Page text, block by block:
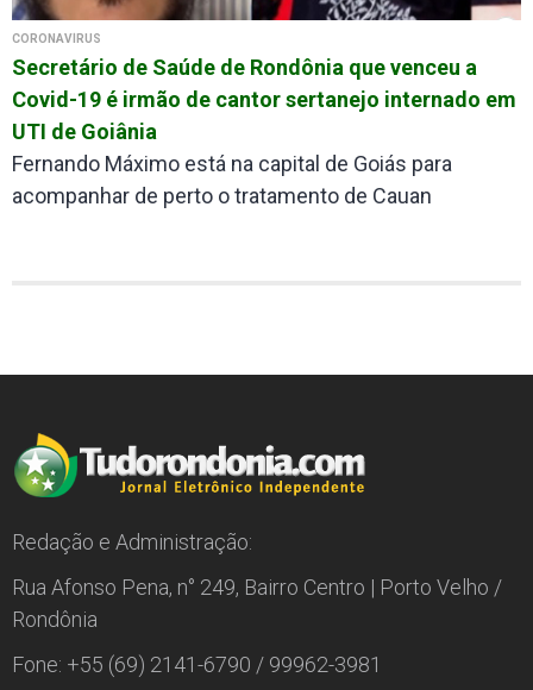
CORONAVÍRUS
Secretário de Saúde de Rondônia que venceu a
Covid-19 é irmão de cantor sertanejo internado em
UTI de Goiânia
Fernando Máximo está na capital de Goiás para
acompanhar de perto o tratamento de Cauan
Redação e Administração:
Rua Afonso Pena, n° 249, Bairro Centro | Porto Velho /
Rondônia
Fone: +55 (69) 2141-6790 / 99962-3981